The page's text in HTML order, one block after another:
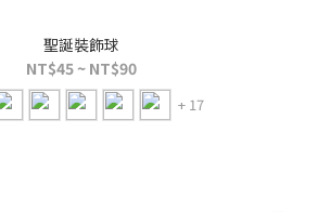
聖誕裝飾球
NT$45 ~ NT$90
+ 17